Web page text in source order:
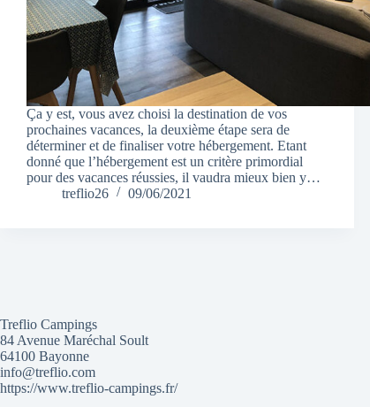
Ça y est, vous avez choisi la destination de vos
prochaines vacances, la deuxième étape sera de
déterminer et de finaliser votre hébergement. Etant
donné que l’hébergement est un critère primordial
pour des vacances réussies, il vaudra mieux bien y…
treflio26
09/06/2021
Treflio Campings
84 Avenue Maréchal Soult
64100 Bayonne
info@treflio.com
https://www.treflio-campings.fr/